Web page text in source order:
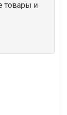
товары и